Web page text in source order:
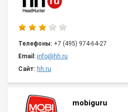
Телефоны: +7 (495) 974-64-27
Email: info@hh.ru
Сайт: hh.ru
mobiguru